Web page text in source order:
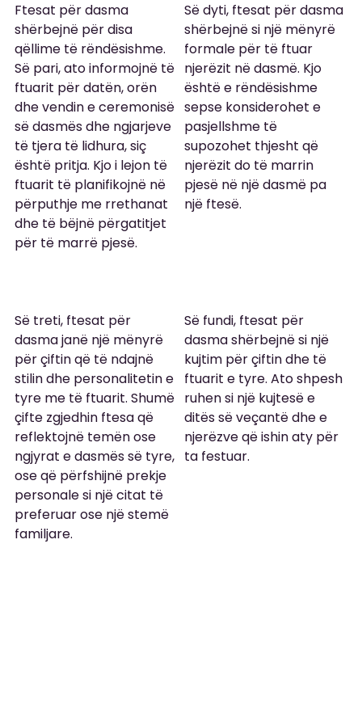
Ftesat për dasma
shërbejnë për disa
qëllime të rëndësishme.
Së pari, ato informojnë të
ftuarit për datën, orën
dhe vendin e ceremonisë
së dasmës dhe ngjarjeve
të tjera të lidhura, siç
është pritja. Kjo i lejon të
ftuarit të planifikojnë në
përputhje me rrethanat
dhe të bëjnë përgatitjet
për të marrë pjesë.
Së dyti, ftesat për dasma
shërbejnë si një mënyrë
formale për të ftuar
njerëzit në dasmë. Kjo
është e rëndësishme
sepse konsiderohet e
pasjellshme të
supozohet thjesht që
njerëzit do të marrin
pjesë në një dasmë pa
një ftesë.
Së treti, ftesat për
dasma janë një mënyrë
për çiftin që të ndajnë
stilin dhe personalitetin e
tyre me të ftuarit. Shumë
çifte zgjedhin ftesa që
reflektojnë temën ose
ngjyrat e dasmës së tyre,
ose që përfshijnë prekje
personale si një citat të
preferuar ose një stemë
familjare.
Së fundi, ftesat për
dasma shërbejnë si një
kujtim për çiftin dhe të
ftuarit e tyre. Ato shpesh
ruhen si një kujtesë e
ditës së veçantë dhe e
njerëzve që ishin aty për
ta festuar.